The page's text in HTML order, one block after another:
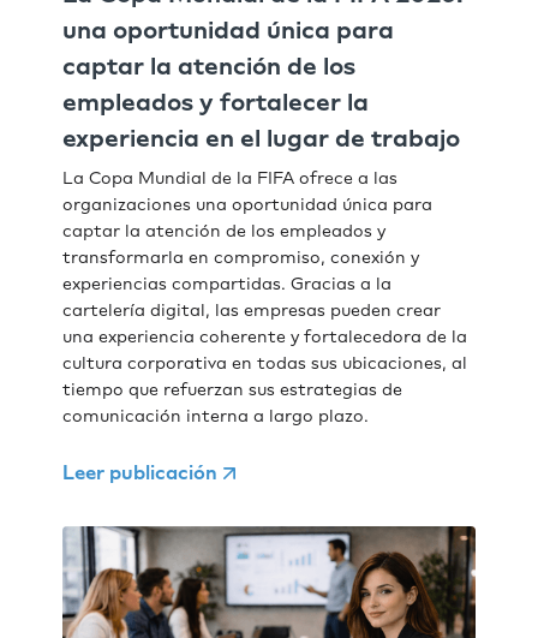
una oportunidad única para
captar la atención de los
empleados y fortalecer la
experiencia en el lugar de trabajo
La Copa Mundial de la FIFA ofrece a las
organizaciones una oportunidad única para
captar la atención de los empleados y
transformarla en compromiso, conexión y
experiencias compartidas. Gracias a la
cartelería digital, las empresas pueden crear
una experiencia coherente y fortalecedora de la
cultura corporativa en todas sus ubicaciones, al
tiempo que refuerzan sus estrategias de
comunicación interna a largo plazo.
Leer publicación